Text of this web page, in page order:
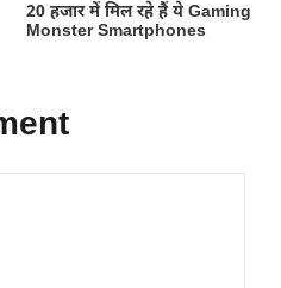
20 हजार में मिल रहे हैं ये Gaming
Monster Smartphones